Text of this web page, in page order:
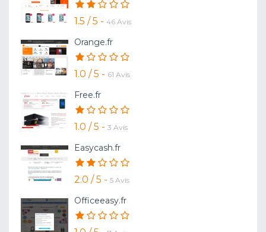
1.5 / 5 - 46 Avis
Orange.fr
1.0 / 5 - 61 Avis
Free.fr
1.0 / 5 - 3 Avis
Easycash.fr
2.0 / 5 - 5 Avis
Officeeasy.fr